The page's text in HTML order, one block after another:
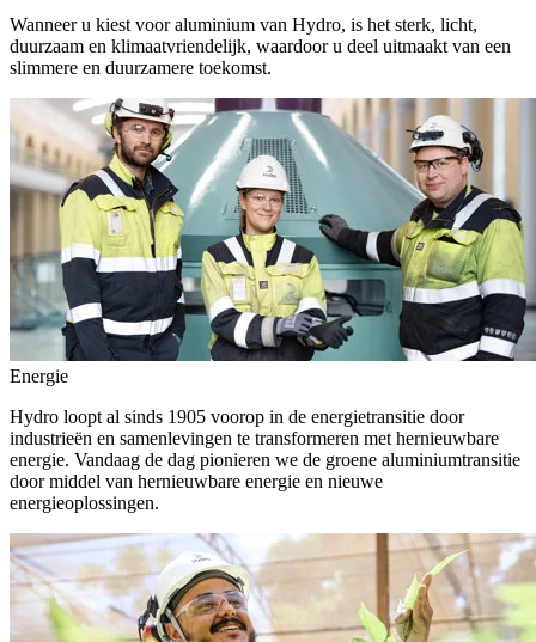
Wanneer u kiest voor aluminium van Hydro, is het sterk, licht,
duurzaam en klimaatvriendelijk, waardoor u deel uitmaakt van een
slimmere en duurzamere toekomst.
Energie
Hydro loopt al sinds 1905 voorop in de energietransitie door
industrieën en samenlevingen te transformeren met hernieuwbare
energie. Vandaag de dag pionieren we de groene aluminiumtransitie
door middel van hernieuwbare energie en nieuwe
energieoplossingen.